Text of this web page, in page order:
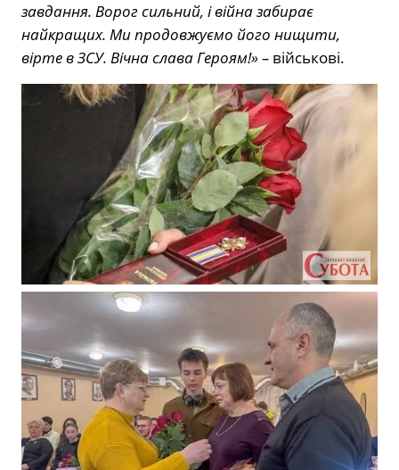
завдання. Ворог сильний, і війна забирає
найкращих. Ми продовжуємо його нищити,
вірте в ЗСУ. Вічна слава Героям!» – військові.